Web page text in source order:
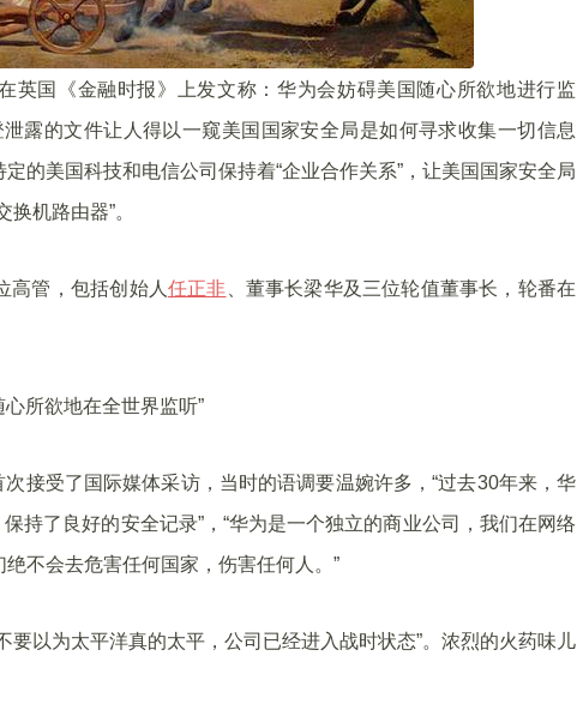
英国《金融时报》上发文称：华为会妨碍美国随心所欲地进行监
露的文件让人得以一窥美国国家安全局是如何寻求收集一切信息
的美国科技和电信公司保持着“企业合作关系”，让美国国家安全局
机路由器”。
高管，包括创始人 任正非 、董事长梁华及三位轮值董事长，轮番在
所欲地在全世界监听”
接受了国际媒体采访，当时的语调要温婉许多，“过去30年来，华
持了良好的安全记录”，“华为是一个独立的商业公司，我们在网络
不会去危害任何国家，伤害任何人。”
要以为太平洋真的太平，公司已经进入战时状态”。浓烈的火药味儿